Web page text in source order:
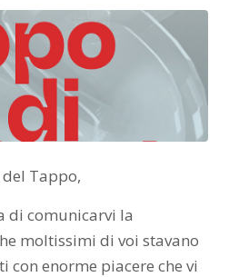
Tappo,
di comunicarvi la
moltissimi di voi stavano
con enorme piacere che vi